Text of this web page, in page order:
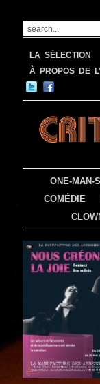
LA SÉLECTION
À PROPOS DE
ONE-MAN-
COMÉDIE